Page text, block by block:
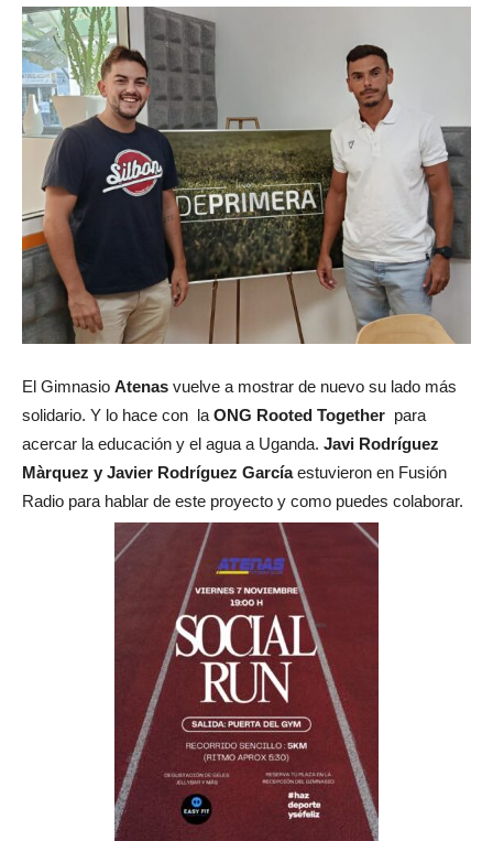
El Gimnasio Atenas vuelve a mostrar de nuevo su lado más
solidario. Y lo hace con la ONG Rooted Together para
acercar la educación y el agua a Uganda. Javi Rodríguez
Màrquez y Javier Rodríguez Garcíaestuvieron en Fusión
Radio para hablar de este proyecto y como puedes colaborar.